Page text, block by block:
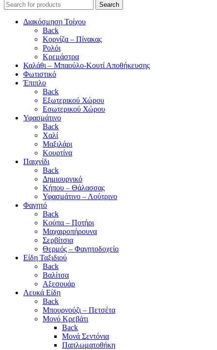
Search
Διακόσμηση Τοίχου
Back
Κορνίζα – Πίνακας
Ρολόι
Κρεμάστρα
Καλάθι – Μπαούλο-Κουτί Αποθήκευσης
Φωτιστικό
Έπιπλο
Back
Εξωτερικού Χώρου
Εσωτερικού Χώρου
Υφασμάτινο
Back
Χαλί
Μαξιλάρι
Κουρτίνα
Παιχνίδι
Back
Δημιουργικό
Κήπου – Θάλασσας
Υφασμάτινο – Λούτρινο
Φαγητό
Back
Κούπα – Ποτήρι
Μαχαιροπήρουνα
Σερβίτσια
Θερμός – Φαγητοδοχείο
Είδη Ταξιδιού
Back
Βαλίτσα
Αξεσουάρ
Λευκά Είδη
Back
Μπουρνούζι – Πετσέτα
Μονό Κρεβάτι
Back
Μονά Σεντόνια
Παπλωματοθήκη